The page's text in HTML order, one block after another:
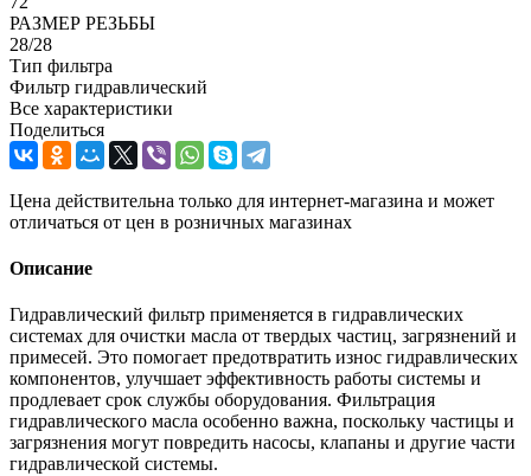
РАЗМЕР РЕЗЬБЫ
28/28
Тип фильтра
Фильтр гидравлический
Все характеристики
Поделиться
Цена действительна только для интернет-магазина и может
отличаться от цен в розничных магазинах
Описание
Гидравлический фильтр применяется в гидравлических
системах для очистки масла от твердых частиц, загрязнений и
примесей. Это помогает предотвратить износ гидравлических
компонентов, улучшает эффективность работы системы и
продлевает срок службы оборудования. Фильтрация
гидравлического масла особенно важна, поскольку частицы и
загрязнения могут повредить насосы, клапаны и другие части
гидравлической системы.